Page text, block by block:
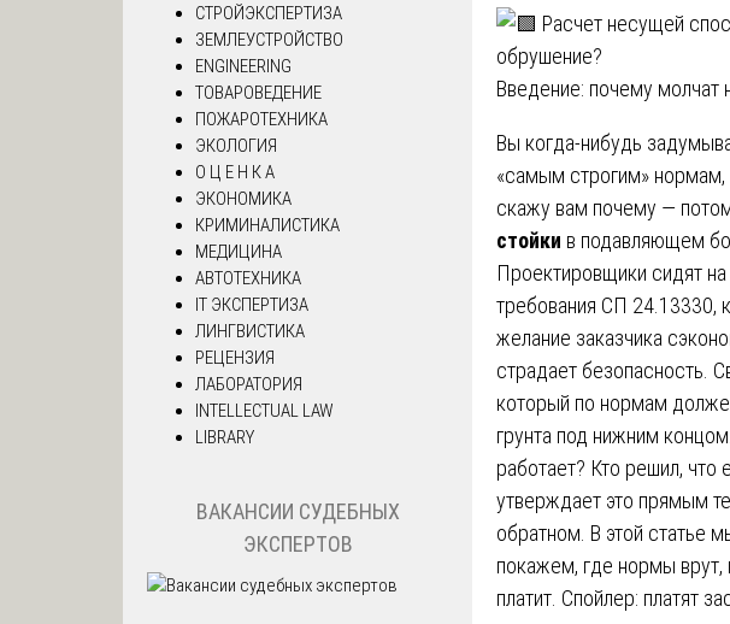
Введение: почему
Вы когда-нибудь
«самым строгим» нормам,
скажу вам почему —
стойки в подавляющем
Проектировщики сидят
требования СП 24.13330,
желание заказчика
страдает безопасность.
который по нормам
грунта под нижним
работает? Кто решил,
утверждает это прямым
обратном. В этой статье
покажем, где нормы врут,
платит. Спойлер: платят
СТРОЙЭКСПЕРТИЗА
ЗЕМЛЕУСТРОЙСТВО
ENGINEERING
ТОВАРОВЕДЕНИЕ
ПОЖАРОТЕХНИКА
ЭКОЛОГИЯ
О Ц Е Н К А
ЭКОНОМИКА
КРИМИНАЛИСТИКА
МЕДИЦИНА
АВТОТЕХНИКА
IT ЭКСПЕРТИЗА
ЛИНГВИСТИКА
РЕЦЕНЗИЯ
ЛАБОРАТОРИЯ
INTELLECTUAL LAW
LIBRARY
ВАКАНСИИ СУДЕБНЫХ
ЭКСПЕРТОВ